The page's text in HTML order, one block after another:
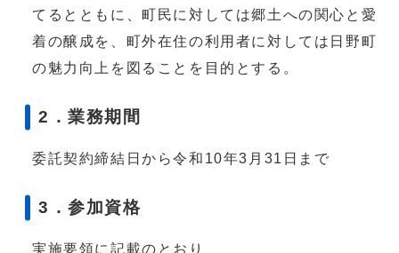
てるとともに、町民に対しては郷土への関心と愛
着の醸成を、町外在住の利用者に対しては日野町
の魅力向上を図ることを目的とする。
2．業務期間
委託契約締結日から令和10年3月31日まで
3．参加資格
実施要領に記載のとおり